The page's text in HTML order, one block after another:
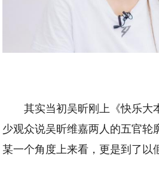
其实当初吴昕刚上《快乐大
少观众说吴昕维嘉两人的五官轮
某一个角度上来看，更是到了以